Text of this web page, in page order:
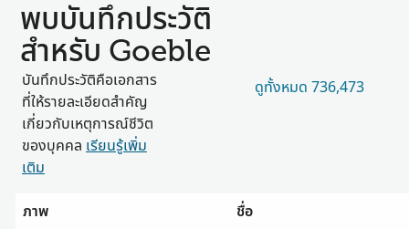
พบบันทึกประวัติ
สำหรับ Goeble
บันทึกประวัติคือเอกสาร
ที่ให้รายละเอียดสำคัญ
เกี่ยวกับเหตุการณ์ชีวิต
ของบุคคล เรียนรู้เพิ่ม
เติม
ดูทั้งหมด 736,473
ภาพ
ชื่อ